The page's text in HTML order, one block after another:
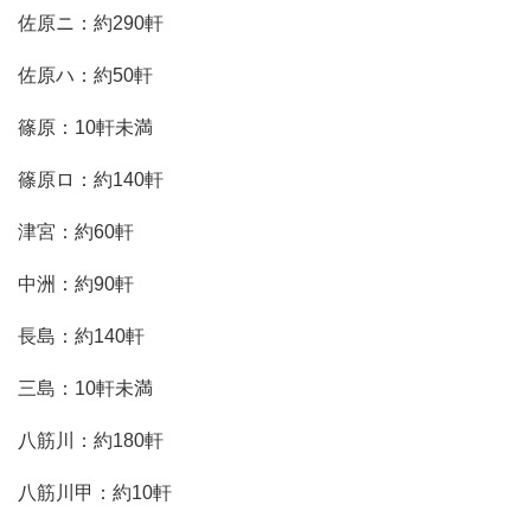
佐原ニ：約290軒
佐原ハ：約50軒
篠原：10軒未満
篠原ロ：約140軒
津宮：約60軒
中洲：約90軒
長島：約140軒
三島：10軒未満
八筋川：約180軒
八筋川甲：約10軒